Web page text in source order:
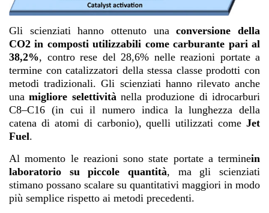
Gli scienziati hanno ottenuto unaconversione della
CO2 in composti utilizzabili come carburante pari al
38,2%, contro rese del 28,6% nelle reazioni portate a
termine con catalizzatori della stessa classe prodotti con
metodi tradizionali. Gli scienziati hanno rilevato anche
unamigliore selettività nella produzione di idrocarburi
C8–C16 (in cui il numero indica la lunghezza della
catena di atomi di carbonio), quelli utilizzati come Jet
Fuel.
Al momento le reazioni sono state portate a terminein
laboratorio su piccole quantità, ma gli scienziati
stimano possano scalare su quantitativi maggiori in modo
più semplice rispetto ai metodi precedenti.